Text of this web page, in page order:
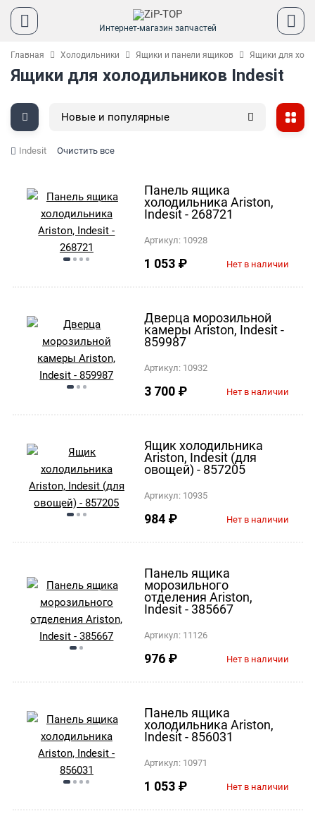
Интернет-магазин запчастей
Главная Холодильники Ящики и панели ящиков Ящики для
Ящики для холодильников Indesit
Новые и популярные
Indesit Очистить все
Панель ящика
холодильника Ariston,
Indesit - 268721
Артикул: 10928
1 053 ₽ Нет в наличии
Дверца морозильной
камеры Ariston, Indesit -
859987
Артикул: 10932
3 700 ₽ Нет в наличии
Ящик холодильника
Ariston, Indesit (для
овощей) - 857205
Артикул: 10935
984 ₽ Нет в наличии
Панель ящика
морозильного
отделения Ariston,
Indesit - 385667
Артикул: 11126
976 ₽ Нет в наличии
Панель ящика
холодильника Ariston,
Indesit - 856031
Артикул: 10971
1 053 ₽ Нет в наличии